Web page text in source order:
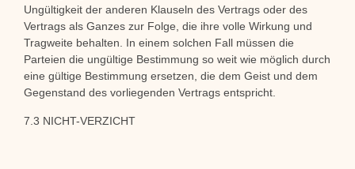
Ungültigkeit der anderen Klauseln des Vertrags oder des
Vertrags als Ganzes zur Folge, die ihre volle Wirkung und
Tragweite behalten. In einem solchen Fall müssen die
Parteien die ungültige Bestimmung so weit wie möglich durch
eine gültige Bestimmung ersetzen, die dem Geist und dem
Gegenstand des vorliegenden Vertrags entspricht.
7.3 NICHT-VERZICHT